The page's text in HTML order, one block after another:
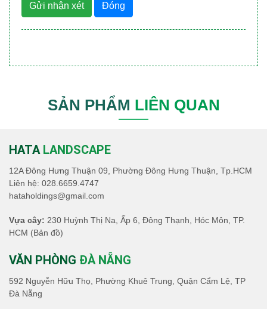
Gửi nhận xét Đóng
SẢN PHẨM LIÊN QUAN
HATA LANDSCAPE
12A Đông Hưng Thuận 09, Phường Đông Hưng Thuận, Tp.HCM
Liên hệ: 028.6659.4747
hataholdings@gmail.com
Vựa cây: 230 Huỳnh Thị Na, Ấp 6, Đông Thạnh, Hóc Môn, TP.
HCM (Bản đồ)
VĂN PHÒNG ĐÀ NẴNG
592 Nguyễn Hữu Thọ, Phường Khuê Trung, Quận Cẩm Lệ, TP
Đà Nẵng